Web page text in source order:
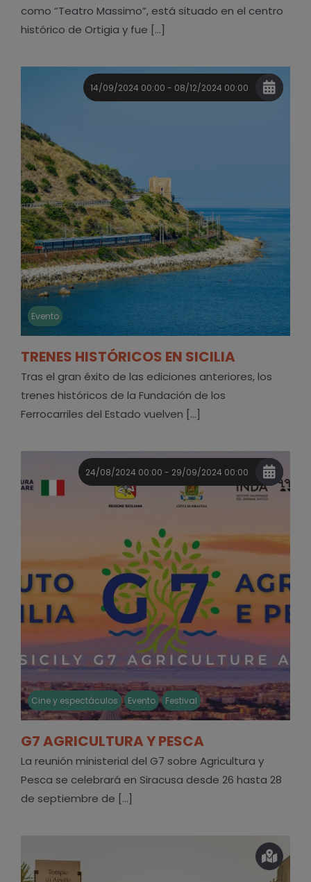
como ”Teatro Massimo”, está situado en el centro
histórico de Ortigia y fue [...]
14/09/2024 00:00 - 08/12/2024 00:00
Evento
TRENES HISTÓRICOS EN SICILIA
Tras el gran éxito de las ediciones anteriores, los
trenes históricos de la Fundación de los
Ferrocarriles del Estado vuelven [...]
24/08/2024 00:00 - 29/09/2024 00:00
Cine y espectáculos Evento Festival
G7 AGRICULTURA Y PESCA
La reunión ministerial del G7 sobre Agricultura y
Pesca se celebrará en Siracusa desde 26 hasta 28
de septiembre de [...]